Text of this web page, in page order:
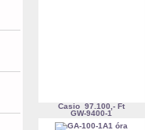
Casio 97.100,- Ft
GW-9400-1